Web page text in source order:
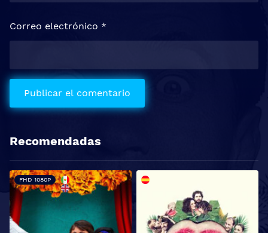
Correo electrónico *
Recomendadas
FHD 1080P